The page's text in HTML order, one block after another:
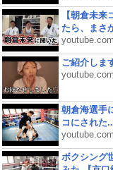
【朝倉未
たら、まさ
youtube.com
ご紹介しま
youtube.com
朝倉海選手
コにされた
youtube.com
ボクシング